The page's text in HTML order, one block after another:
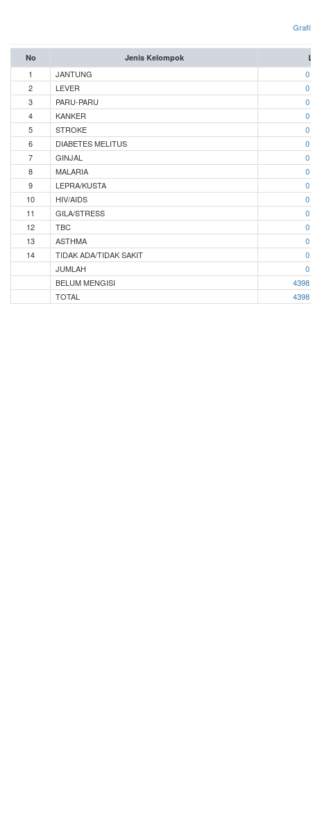
No Jenis Kelompok
1 JANTUNG
0
2
LEVER
0
3
PARU-PARU
0
4
KANKER
0
5
STROKE
0
6
DIABETES MELITUS
0
7
GINJAL
0
8
MALARIA
0
9
LEPRA/KUSTA
0
10
HIV/AIDS
0
11
GILA/STRESS
0
12
TBC
0
13
ASTHMA
0
14
TIDAK ADA/TIDAK SAKIT
0
JUMLAH
0
BELUM MENGISI
4398
TOTAL
4398